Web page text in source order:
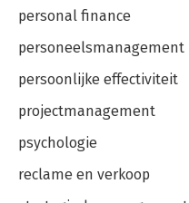
personal finance
personeelsmanagement
persoonlijke effectiviteit
projectmanagement
psychologie
reclame en verkoop